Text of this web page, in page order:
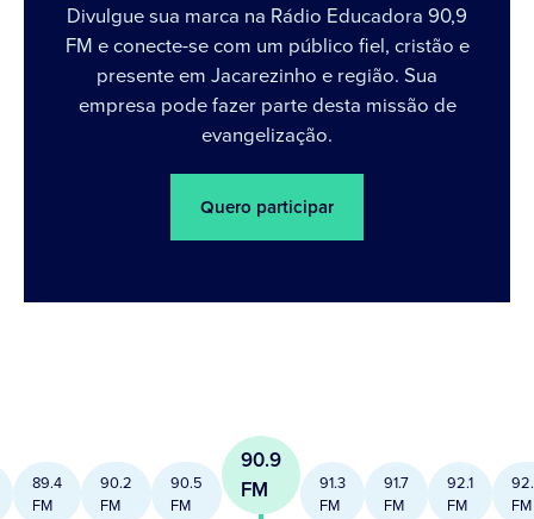
Divulgue sua marca na Rádio Educadora 90,9
FM e conecte-se com um público fiel, cristão e
presente em Jacarezinho e região. Sua
empresa pode fazer parte desta missão de
evangelização.
Quero participar
89.4
FM
90.2
FM
90.5
FM
90.9
FM
91.3
FM
91.7
FM
92.1
FM
FM